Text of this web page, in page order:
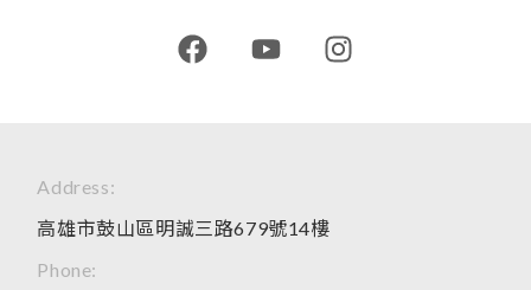
Address:
高雄市鼓山區明誠三路679號14樓
Phone: